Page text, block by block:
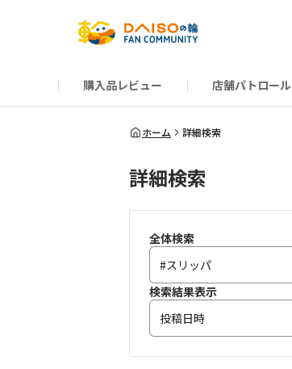
購入品レビュー 店舗パトロール
だんぜんトーク
運営からのお知らせ
ーSP Blogー
プレゼントキャンペーン
1周年記念キャンペーン
公式ホームページ
ホーム 詳細検索
詳細検索
全体検索
検索結果表示
投稿日時